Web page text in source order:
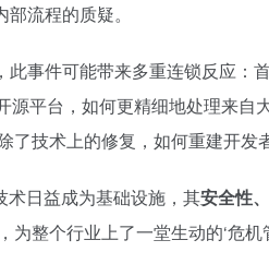
流程的质疑。
此事件可能带来多重连锁反应：
源平台，如何更精细地处理来自
了技术上的修复，如何重建开发
术日益成为基础设施，其安全性
为整个行业上了一堂生动的‘危